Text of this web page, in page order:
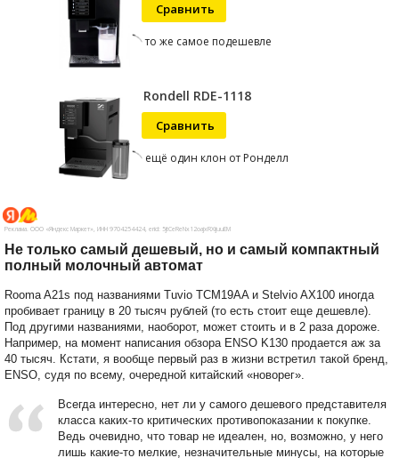
Сравнить
то же самое подешевле
Rondell RDE-1118
Сравнить
ещё один клон от Ронделл
Реклама. ООО «Яндекс Маркет», ИНН 9704254424, erid: 5jtCeReNx12oajxRXijuuEM
Не только самый дешевый, но и самый компактный
полный молочный автомат
Rooma A21s под названиями Tuvio TCM19AA и Stelvio AX100 иногда
пробивает границу в 20 тысяч рублей (то есть стоит еще дешевле).
Под другими названиями, наоборот, может стоить и в 2 раза дороже.
Например, на момент написания обзора ENSO K130 продается аж за
40 тысяч. Кстати, я вообще первый раз в жизни встретил такой бренд,
ENSO, судя по всему, очередной китайский «новорег».
Всегда интересно, нет ли у самого дешевого представителя
класса каких-то критических противопоказании к покупке.
Ведь очевидно, что товар не идеален, но, возможно, у него
лишь какие-то мелкие, незначительные минусы, на которые